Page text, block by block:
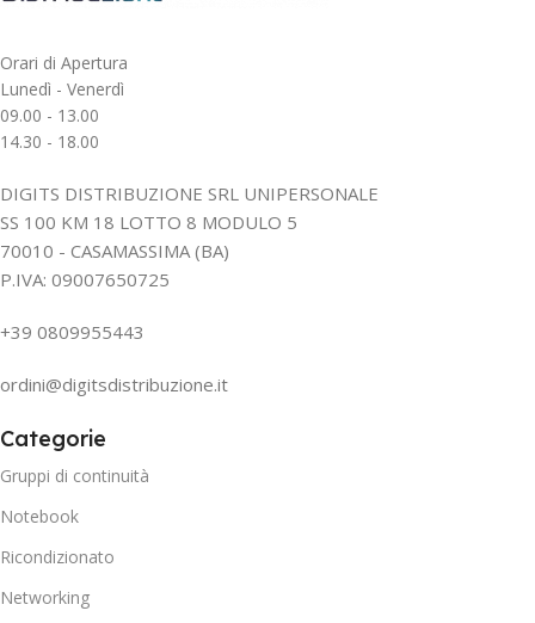
Orari di Apertura
Lunedì - Venerdì
09.00 - 13.00
14.30 - 18.00
DIGITS DISTRIBUZIONE SRL UNIPERSONALE
SS 100 KM 18 LOTTO 8 MODULO 5
70010 - CASAMASSIMA (BA)
P.IVA: 09007650725
+39 0809955443
ordini@digitsdistribuzione.it
Categorie
Gruppi di continuità
Notebook
Ricondizionato
Networking